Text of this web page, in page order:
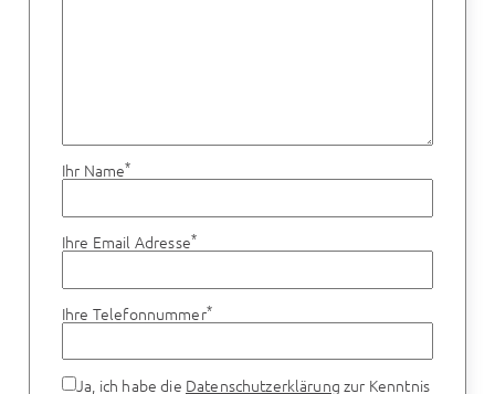
Ihr Name*
Ihre Email Adresse*
Ihre Telefonnummer*
Ja, ich habe die Datenschutzerklärung zur Kenntnis